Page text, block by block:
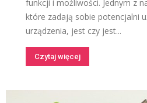
funkcji i możliwości. Jednym z
które zadają sobie potencjalni
urządzenia, jest czy jest...
Czytaj więcej